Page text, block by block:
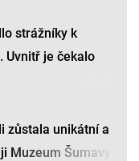
strážníky k
Uvnitř je čekalo
zůstala unikátní a
Muzeum Šumavy